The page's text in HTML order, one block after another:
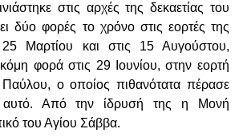
στις αρχές της δεκαετίας του
δύο φορές το χρόνο στις εορτές της
25 Μαρτίου και στις 15 Αυγούστου,
φορά στις 29 Ιουνίου, στην εορτή
ο οποίος πιθανότατα πέρασε
Από την ίδρυσή της η Μονή
του Αγίου Σάββα.